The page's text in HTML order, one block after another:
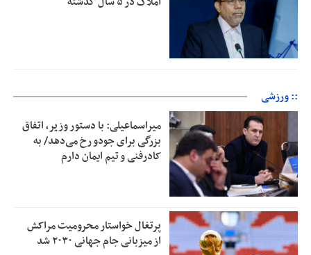
:: ورزشی
میراسماعیلی: با دستور وزیر، اتفاق
بزرگی برای جودو رخ می‌دهد/ به
کادرفنی و تیم ایمان دارم
پرتغال خواستار محرومیت مراکش
از میزبانی جام جهانی ۲۰۳۰ شد